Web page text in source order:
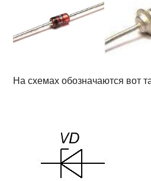
На схемах обозначаются вот